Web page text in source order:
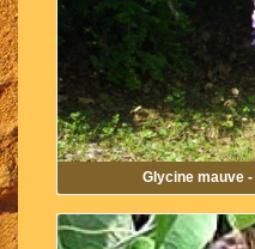
Glycine mauve